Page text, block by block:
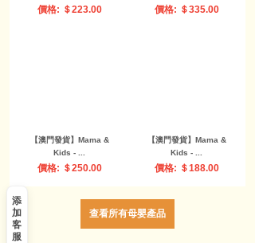
添
加
客
服
查看所有母嬰產品
價格: ＄200.00 價格: ＄612.00
【澳門發貨】（原箱24
盒）Pigeon ...
價格: ＄400.00
【澳門發貨】（原箱24
盒）Pigeon ...
價格: ＄400.00